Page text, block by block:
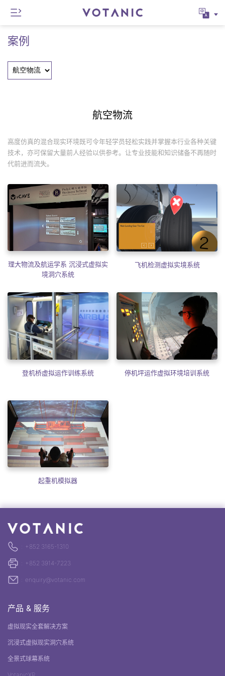
案例
航空物流
高度仿真的混合现实环境既可令年轻学员轻松实践并掌握本行业各种关键
技术，亦可保留大量前人经验以供参考。让专业技能和知识储备不再随时
代前进而流失。
理大物流及航运学系 沉浸式虚拟实
境洞穴系统
飞机检测虚拟实境系统
登机桥虚拟运作训练系统 停机坪运作虚拟环境培训系统
起重机模拟器
+852 3165-1310
+852 3914-7223
enquiry@votanic.com
产品 & 服务
虚拟现实全套解决方案
沉浸式虚拟现实洞穴系统
全景式球幕系统